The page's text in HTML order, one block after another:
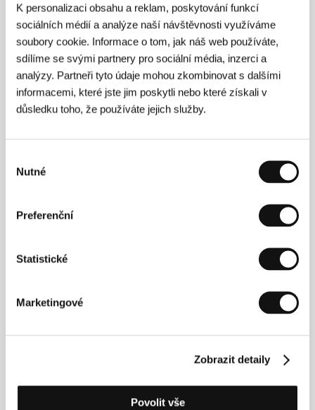
K personalizaci obsahu a reklam, poskytování funkcí
sociálních médií a analýze naší návštěvnosti využíváme
soubory cookie. Informace o tom, jak náš web používáte,
sdílíme se svými partnery pro sociální média, inzerci a
analýzy. Partneři tyto údaje mohou zkombinovat s dalšími
informacemi, které jste jim poskytli nebo které získali v
důsledku toho, že používáte jejich služby.
souhlasu
Nutné
Preferenční
Statistické
Marketingové
Zobrazit detaily
Povolit vše
jako asistent a pomocný režisér. Během posledních
Calopresti, Francesca Comenciniová a Sergio
Rubini). Dříve než sám debutoval jako režisér
Kontakty
Fax: +33 140 200 551
distribution@pyramidefilms.com